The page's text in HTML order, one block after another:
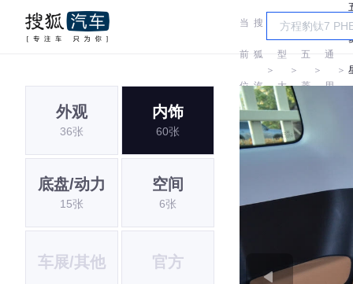
当
前
位
置:
搜
狐
汽
车
＞
车
型
大
全
＞
五
菱
＞
汽
通
用
＞
外观
36张
内饰
60张
底盘/动力
15张
空间
6张
车展/其他 官方